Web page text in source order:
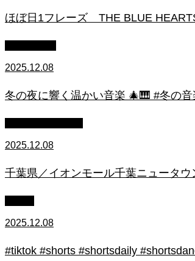
ほぼ日1フレーズ THE BLUE
2025.12.08
冬の夜に響く温かい音楽 🎄🎹 #冬の
2025.12.08
千葉県／イオンモール千葉ニュータ
2025.12.08
#tiktok #shorts #shortsdaily